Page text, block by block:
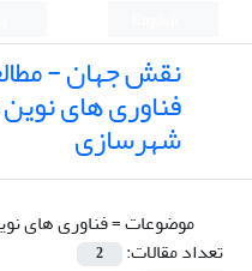
نقش جهان -
فناوری های
شهرسازی
موضوعات =فناوری های
تعداد مقالات:
2